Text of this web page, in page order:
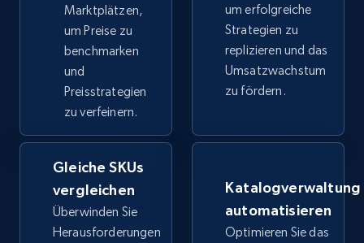
URL, Title, Available, Description, Currency, Initial
price, Final price, Discount percent, and more.
5.4K+ Jetzt anfangen
by keywords search
URL, Title, Available, Description, Currency, Initial
price, Final price, Discount percent, and more.
Marktplätzen,
um Preise zu
benchmarken
und
Preisstrategien
zu verfeinern.
um erfolgreiche
Strategien zu
replizieren und das
Umsatzwachstum
zu fördern.
Gleiche SKUs
vergleichen
Überwinden Sie
Herausforderungen
Katalogverwaltung
automatisieren
Optimieren Sie das